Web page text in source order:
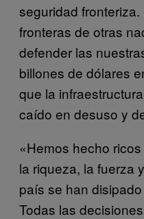
seguridad
fronteras de otras
defender las
billones de dólares
que la
caído en desuso y
«Hemos hecho
la riqueza, la fuerza
país se han
Todas las